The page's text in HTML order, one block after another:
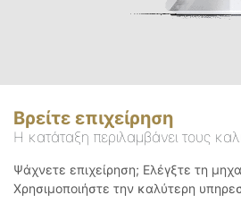
Βρείτε επιχείρηση
Η κατάταξη περιλαμβάνει τους
Ψάχνετε επιχείρηση; Ελέγξτε τη
Χρησιμοποιήστε την καλύτερη